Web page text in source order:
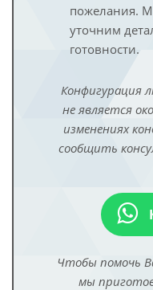
пожелания.
уточним
готовности.
Конфигурация
не является
изменениях
сообщить
Чтобы помочь
мы